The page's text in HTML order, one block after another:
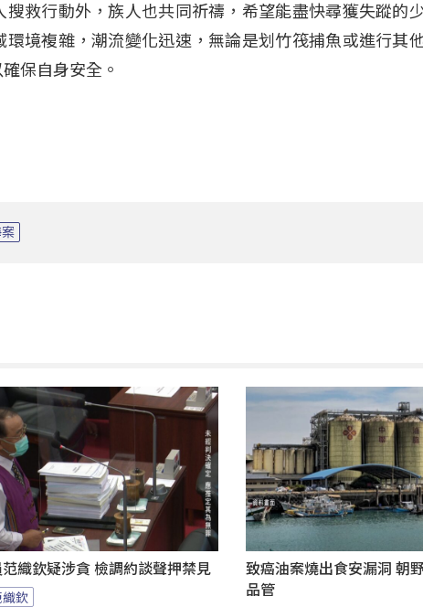
救行動外，族人也共同祈禱，希望能盡快尋獲失蹤的
境複雜，潮流變化迅速，無論是划竹筏捕魚或進行其
保自身安全。
織欽疑涉貪 檢調約談聲押禁見
欽
致癌油案燒出食安漏洞 朝
品管